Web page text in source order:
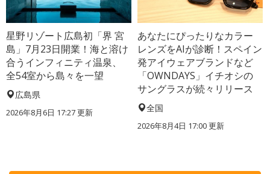
星野リゾート広島初「界 宮
島」7月23日開業！海と溶け
合うインフィニティ温泉、
全54室から島々を一望
広島県
2026年8月6日 17:27更新
あなたにぴったりなカラー
レンズをAIが診断！スペイン
発アイウェアブランドなど
「OWNDAYS」イチオシの
サングラスが続々リリース
全国
2026年8月4日 17:00更新